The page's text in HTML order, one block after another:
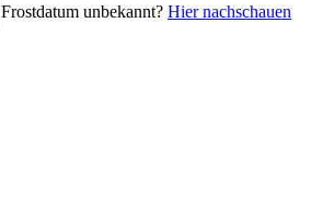
Frostdatum unbekannt? Hier nachschauen